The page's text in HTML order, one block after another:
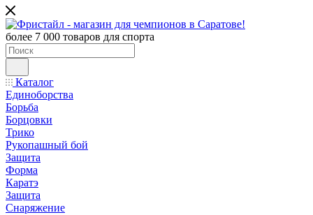
более 7 000 товаров для спорта
Каталог
Единоборства
Борьба
Борцовки
Трико
Рукопашный бой
Защита
Форма
Каратэ
Защита
Снаряжение